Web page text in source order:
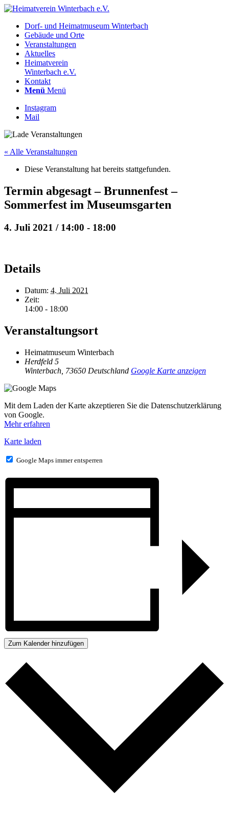
Dorf- und Heimatmuseum Winterbach
Gebäude und Orte
Veranstaltungen
Aktuelles
Heimatverein
Winterbach e.V.
Kontakt
Menü Menü
Instagram
Mail
« Alle Veranstaltungen
Diese Veranstaltung hat bereits stattgefunden.
Termin abgesagt – Brunnenfest –
Sommerfest im Museumsgarten
4. Juli 2021 / 14:00 - 18:00
Details
Datum: 4. Juli 2021
Zeit:
14:00 - 18:00
Veranstaltungsort
Heimatmuseum Winterbach
Herdfeld 5
Winterbach 73650 Deutschland Google Karte anzeigen
Mit dem Laden der Karte akzeptieren Sie die Datenschutzerklärung
von Google.
Mehr erfahren
Karte laden
Google Maps immer entsperren
Zum Kalender hinzufügen